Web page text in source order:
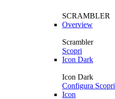
SCRAMBLER
Overview
Scrambler
Scopri
Icon Dark
Icon Dark
Configura Scopri
Icon